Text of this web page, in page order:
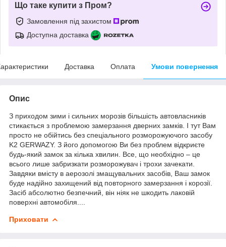
Що таке купити з Пром?
Замовлення під захистом
Доступна доставка
Доставка Оплата Умови повернення
Опис
З приходом зими і сильних морозів більшість автовласників
стикається з проблемою замерзання дверних замків. І тут Вам
просто не обійтись без спеціального розморожуючого засобу
K2 GERWAZY. З його допомогою Ви без проблем відкриєте
будь-який замок за кілька хвилин. Все, що необхідно – це
всього лише забризкати розморожувач і трохи зачекати.
Завдяки вмісту в аерозолі змащувальних засобів, Ваш замок
буде надійно захищений від повторного замерзання і корозії.
Засіб абсолютно безпечний, він ніяк не шкодить лаковій
поверхні автомобіля....
Приховати